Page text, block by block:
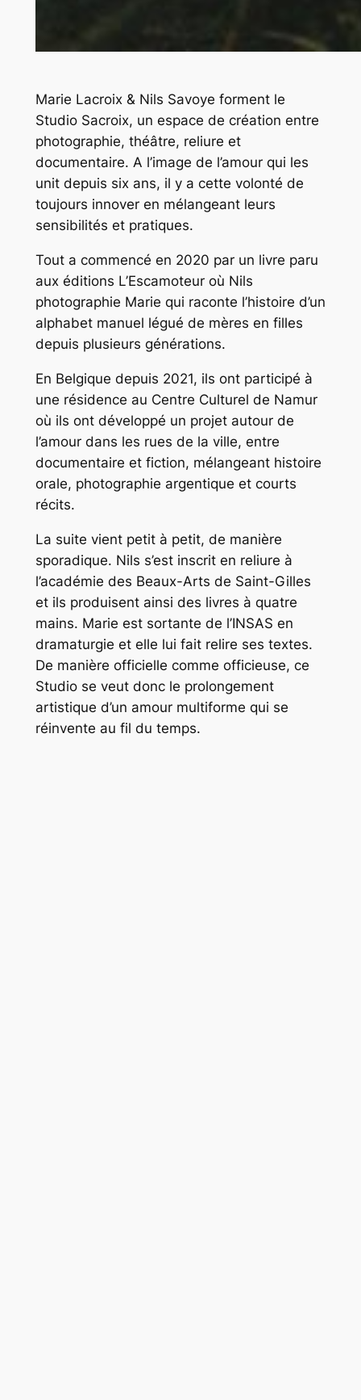
Marie Lacroix & Nils Savoye forment le
Studio Sacroix, un espace de création entre
photographie, théâtre, reliure et
documentaire. A l’image de l’amour qui les
unit depuis six ans, il y a cette volonté de
toujours innover en mélangeant leurs
sensibilités et pratiques.
Tout a commencé en 2020 par un livre paru
aux éditions L’Escamoteur où Nils
photographie Marie qui raconte l’histoire d’un
alphabet manuel légué de mères en filles
depuis plusieurs générations.
En Belgique depuis 2021, ils ont participé à
une résidence au Centre Culturel de Namur
où ils ont développé un projet autour de
l’amour dans les rues de la ville, entre
documentaire et fiction, mélangeant histoire
orale, photographie argentique et courts
récits.
La suite vient petit à petit, de manière
sporadique. Nils s’est inscrit en reliure à
l’académie des Beaux-Arts de Saint-Gilles
et ils produisent ainsi des livres à quatre
mains. Marie est sortante de l’INSAS en
dramaturgie et elle lui fait relire ses textes.
De manière officielle comme officieuse, ce
Studio se veut donc le prolongement
artistique d’un amour multiforme qui se
réinvente au fil du temps.